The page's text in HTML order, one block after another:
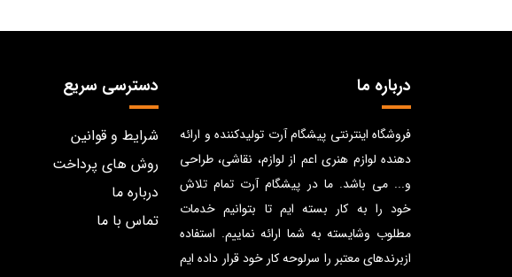
درباره ما
فروشگاه اینترنتی پیشگام آرت تولیدکننده و ارائه
دهنده لوازم هنری اعم از لوازم، نقاشی، طراحی
و... می باشد. ما در پیشگام آرت تمام تلاش
خود را به کار بسته ایم تا بتوانیم خدمات
مطلوب وشایسته به شما ارائه نماییم. استفاده
ازبرندهای معتبر را سرلوحه کار خود قرار داده ایم
دسترسی سریع
شرایط و قوانین
روش های پرداخت
درباره ما
تماس با ما